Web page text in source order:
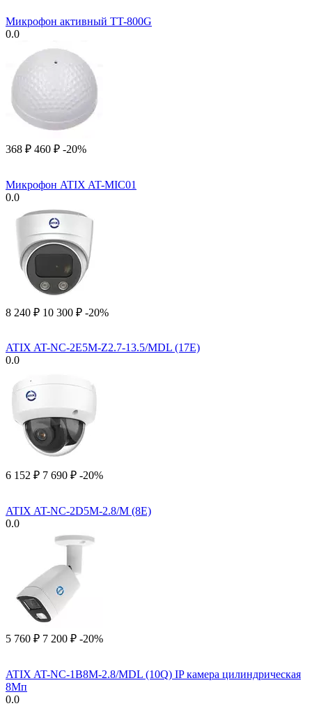
Микрофон активный TT-800G
0.0
‍368‍ ₽ ‍460‍ ₽ -20%
Микрофон ATIX AT-MIC01
0.0
8 240 ₽ 10 300 ₽ -20%
ATIX AT-NC-2E5M-Z2.7-13.5/MDL (17E)
0.0
6 152 ₽ 7 690 ₽ -20%
ATIX AT-NC-2D5M-2.8/M (8E)
0.0
5 760 ₽ 7 200 ₽ -20%
ATIX AT-NC-1B8M-2.8/MDL (10Q) IP камера цилиндрическая
8Мп
0.0